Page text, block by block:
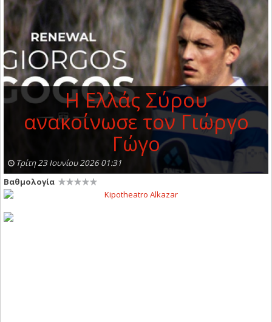
Η Ελλάς Σύρου
ανακοίνωσε τον Γιώργο
Γώγο
Τρίτη 23 Ιουνίου 2026 01:31
Βαθμολογία